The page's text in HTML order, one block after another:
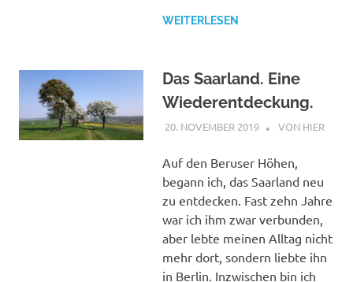
WEITERLESEN
Das Saarland. Eine
Wiederentdeckung.
20. NOVEMBER 2019 STEPHAN
VON HIER
Auf den Beruser Höhen,
begann ich, das Saarland neu
zu entdecken. Fast zehn Jahre
war ich ihm zwar verbunden,
aber lebte meinen Alltag nicht
mehr dort, sondern liebte ihn
in Berlin. Inzwischen bin ich